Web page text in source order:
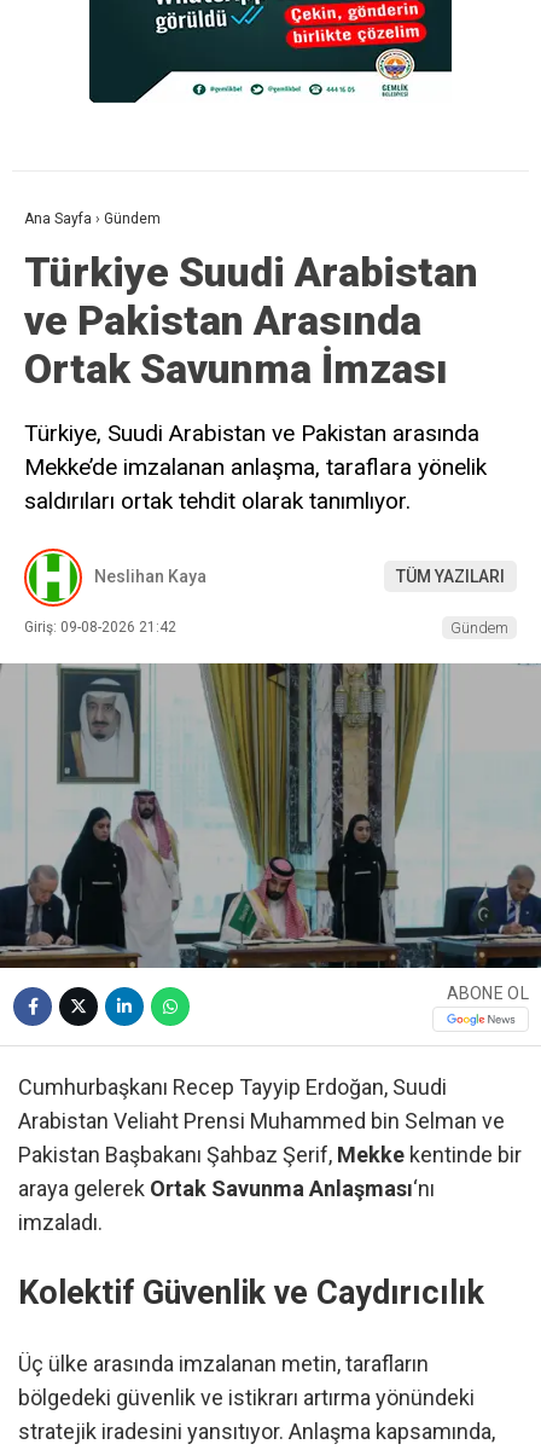
Ana Sayfa › Gündem
Türkiye Suudi Arabistan
ve Pakistan Arasında
Ortak Savunma İmzası
Türkiye, Suudi Arabistan ve Pakistan arasında
Mekke’de imzalanan anlaşma, taraflara yönelik
saldırıları ortak tehdit olarak tanımlıyor.
Neslihan Kaya TÜM YAZILARI
Giriş: 09-08-2026 21:42 Gündem
ABONE OL
Cumhurbaşkanı Recep Tayyip Erdoğan, Suudi
Arabistan Veliaht Prensi Muhammed bin Selman ve
Pakistan Başbakanı Şahbaz Şerif, Mekke kentinde bir
araya gelerek Ortak Savunma Anlaşması‘nı
imzaladı.
Kolektif Güvenlik ve Caydırıcılık
Üç ülke arasında imzalanan metin, tarafların
bölgedeki güvenlik ve istikrarı artırma yönündeki
stratejik iradesini yansıtıyor. Anlaşma kapsamında,